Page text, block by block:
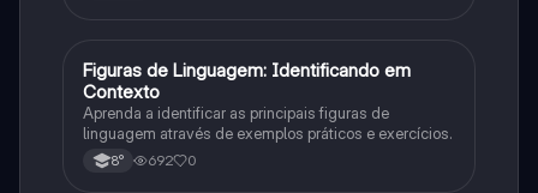
FPortuguês
Figuras de Linguagem: Identificando em
Contexto
Aprenda a identificar as principais figuras de
linguagem através de exemplos práticos e exercícios.
8° 692 0